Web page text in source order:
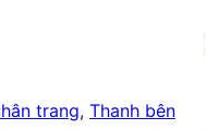
trang, Thanh bên